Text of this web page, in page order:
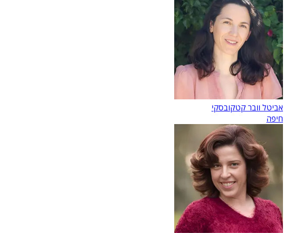
אביטל וובר קטקובסקי
חיפה